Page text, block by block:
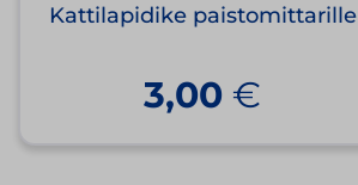
Kattilapidike paistomittarille
3,00 €